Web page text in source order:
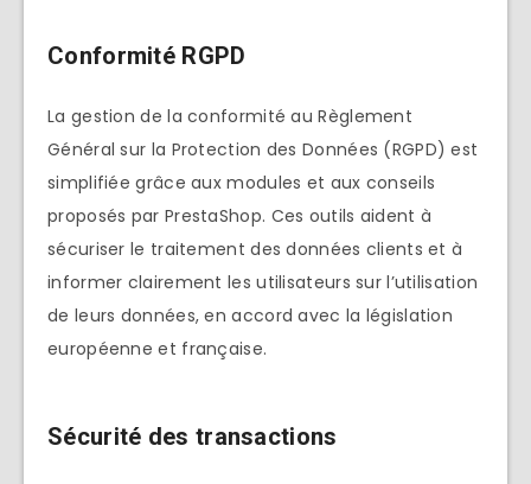
Conformité RGPD
La gestion de la conformité au Règlement
Général sur la Protection des Données (RGPD) est
simplifiée grâce aux modules et aux conseils
proposés par PrestaShop. Ces outils aident à
sécuriser le traitement des données clients et à
informer clairement les utilisateurs sur l’utilisation
de leurs données, en accord avec la législation
européenne et française.
Sécurité des transactions